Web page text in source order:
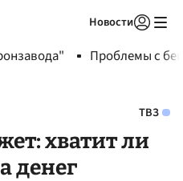
Новости
Проблемы с
ТВЗ
хватит ли
денег